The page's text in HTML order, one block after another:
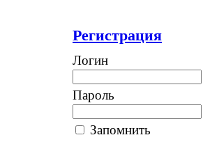
Регистрация
Логин
Пароль
Запомнить